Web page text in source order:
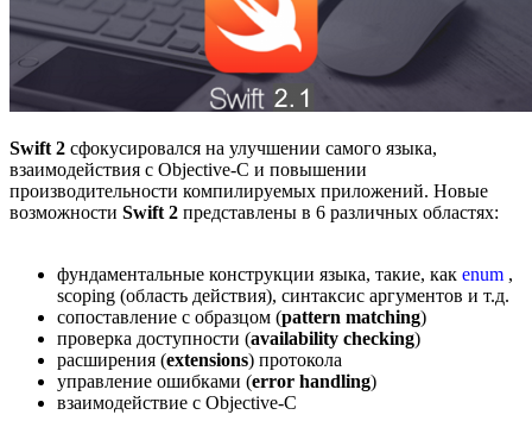
Swift 2 сфокусировался на улучшении самого языка,
взаимодействия с Objective-C и повышении
производительности компилируемых приложений. Новые
возможности Swift 2 представлены в 6 различных областях:
фундаментальные конструкции языка, такие, как enum ,
scoping (область действия), синтаксис аргументов и т.д.
сопоставление с образцом (pattern matching)
проверка доступности (availability checking)
расширения (extensions) протокола
управление ошибками (error handling)
взаимодействие с Objective-C